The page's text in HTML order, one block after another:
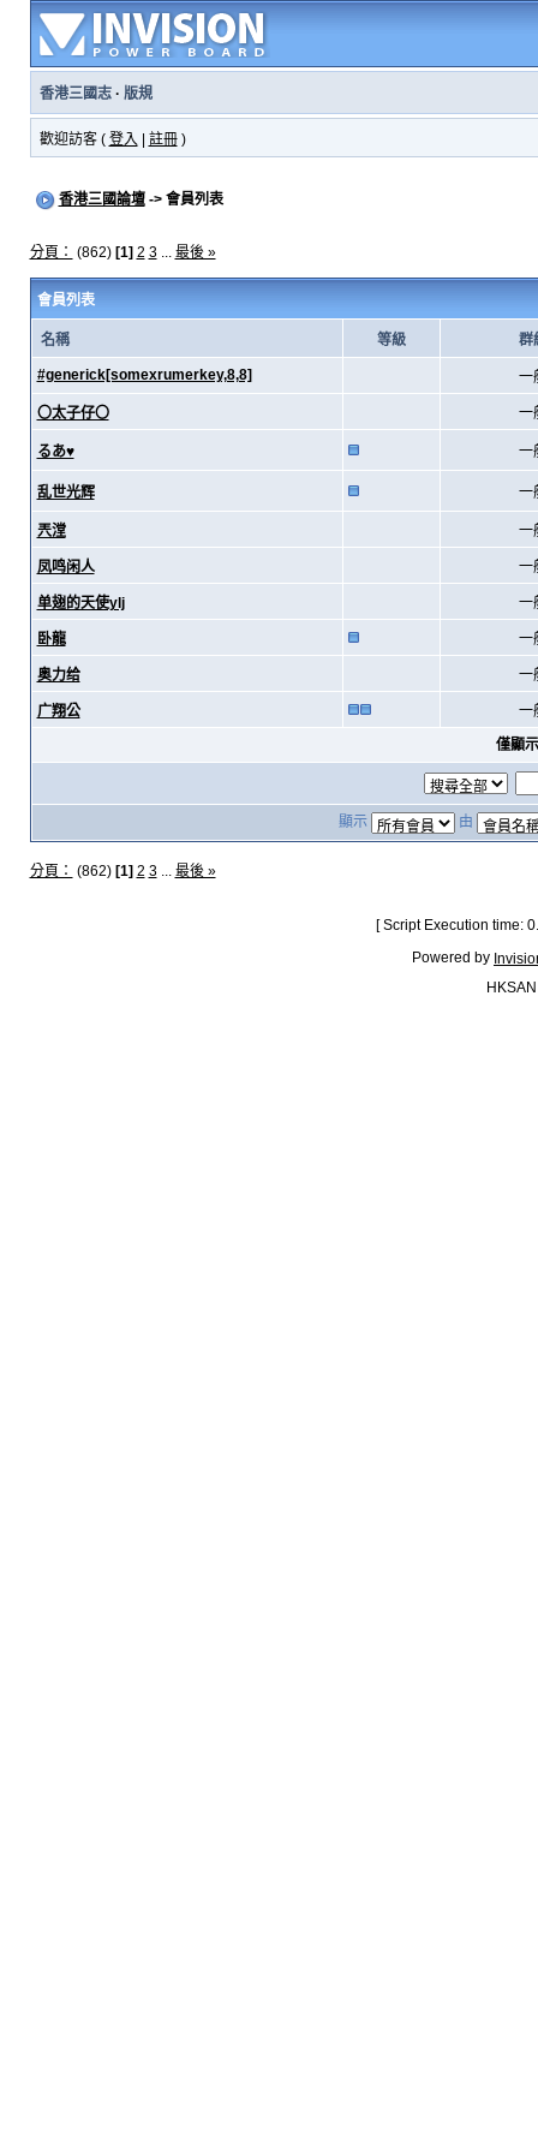
香港三國志· 版規
歡迎訪客 ( 登入 註冊)
香港三國論壇-> 會員列表
分頁： (862) [1] 2 3... 最後 »
會員列表
名稱 等級 群
#generick[somexrumerkey,8,8] 一
〇太子仔〇 一
るあ♥ 一
乱世光辉 一
兲漟 一
凤鸣闲人 一
单翅的天使ylj 一
卧龍 一
奥力给 一
广翔公
一
僅顯
顯示 由
分頁： (862) [1] 2 3... 最後 »
[ Script Execution time:
Powered by